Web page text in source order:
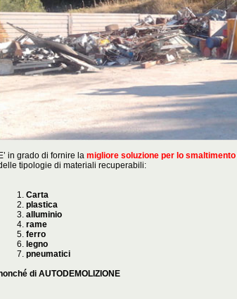
E’ in grado di fornire la migliore soluzione per lo smaltimento
tipologie di materiali recuperabili:
Carta
plastica
alluminio
rame
ferro
legno
pneumatici
di AUTODEMOLIZIONE